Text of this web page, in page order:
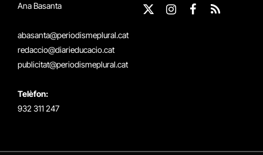
Ana Basanta
abasanta@periodismeplural.cat
redaccio@diarieducacio.cat
publicitat@periodismeplural.cat
Telèfon:
932 311 247
X
Instagram
Facebook
RSS